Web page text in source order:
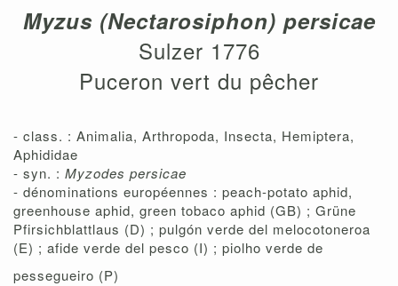
Myzus (Nectarosiphon) persicae
Sulzer 1776
Puceron vert du pêcher
- class. : Animalia, Arthropoda, Insecta, Hemiptera,
Aphididae
- syn. : Myzodes persicae
- dénominations européennes : peach-potato aphid,
greenhouse aphid, green tobaco aphid (GB) ; Grüne
Pfirsichblattlaus (D) ; pulgón verde del melocotoneroa
(E) ; afide verde del pesco (I) ; piolho verde de
pessegueiro (P)